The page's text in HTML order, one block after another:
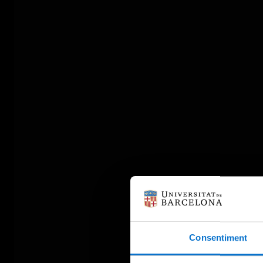
Consentiment